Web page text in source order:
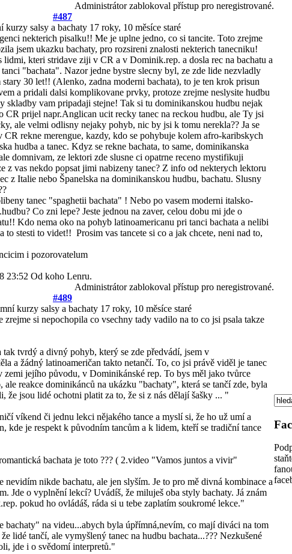
Administrátor zablokoval přístup pro neregistrované.
#487
kurzy salsy a bachaty 17 roky, 10 měsíce staré
nekterich pisalku!! Me je uplne jedno, co si tancite. Toto zrejme
jsem ukazku bachaty, pro rozsireni znalosti nekterich tanecniku!
lidmi, kteri stridave ziji v CR a v Dominik.rep. a dosla rec na bachatu a
"bachata". Nazor jedne bystre slecny byl, ze zde lide nezvladly
30 let!! (Alenko, zadna moderni bachata), to je ten krok prisun
a pridali dalsi komplikovane prvky, protoze zrejme neslysite hudbu
skladby vam pripadaji stejne! Tak si tu dominikanskou hudbu nejak
prijel napr.Anglican ucit recky tanec na reckou hudbu, ale Ty jsi
ale velmi odlisny nejaky pohyb, nic by jsi k tomu nerekla?? Ja se
CR rekne merengue, kazdy, kdo se pohybuje kolem afro-karibskych
hudba a tanec. Kdyz se rekne bachata, to same, dominikanska
domnivam, ze lektori zde slusne ci opatrne receno mystifikuji
z vas nekdo popsat jimi nabizeny tanec? Z info od nekterych lektoru
z Italie nebo Španelska na dominikanskou hudbu, bachatu. Slusny
tanec "spaghetii bachata" ! Nebo po vasem moderni italsko-
Co zni lepe? Jeste jednou na zaver, celou dobu mi jde o
Kdo nema oko na pohyb latinoamericanu pri tanci bachata a nelibi
to stesti to videt!! Prosim vas tancete si co a jak chcete, neni nad to,
i pozorovatelum
23:52 Od koho Lenru.
Administrátor zablokoval přístup pro neregistrované.
#489
kurzy salsy a bachaty 17 roky, 10 měsíce staré
zrejme si nepochopila co vsechny tady vadilo na to co jsi psala takze
tak tvrdý a divný pohyb, který se zde předvádí, jsem v
a žádný latinoameričan takto netančí. To, co jsi právě viděl je tanec
zemi jejího původu, v Dominikánské rep. To bys měl jako tvůrce
ale reakce dominikánců na ukázku "bachaty", která se tančí zde, byla
že jsou lidé ochotni platit za to, že si z nás dělají šašky ... "
víkend či jednu lekci nějakého tance a myslí si, že ho už umí a
kde je respekt k původním tancům a k lidem, kteří se tradiční tance
bachata je toto ??? ( 2.video "Vamos juntos a vivir"
nevidím nikde bachatu, ale jen slyším. Je to pro mě divná kombinace a
Jde o vyplnění lekcí? Uvádíš, že miluješ oba styly bachaty. Já znám
pokud ho ovládáš, ráda si u tebe zaplatím soukromé lekce."
bachaty" na videu...abych byla úpřímná,nevím, co mají diváci na tom
lidé tančí, ale vymyšlený tanec na hudbu bachata...??? Nezkušené
jde i o svědomí interpretů."